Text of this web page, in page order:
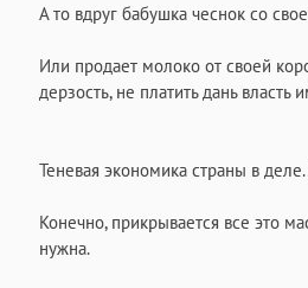
А то вдруг бабушка чеснок со
Или продает молоко от своей
дерзость, не платить дань власть
Теневая экономика страны в
Конечно, прикрывается все это
нужна.